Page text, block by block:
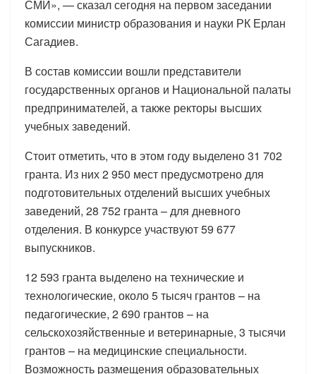
СМИ», — сказал сегодня на первом заседании
комиссии министр образования и науки РК Ерлан
Сагадиев.
В состав комиссии вошли представители
государственных органов и Национальной палаты
предпринимателей, а также ректоры высших
учебных заведений.
Стоит отметить, что в этом году выделено 31 702
гранта. Из них 2 950 мест предусмотрено для
подготовительных отделений высших учебных
заведений, 28 752 гранта – для дневного
отделения. В конкурсе участвуют 59 677
выпускников.
12 593 гранта выделено на технические и
технологические, около 5 тысяч грантов – на
педагогические, 2 690 грантов – на
сельскохозяйственные и ветеринарные, 3 тысячи
грантов – на медицинские специальности.
Возможность размещения образовательных